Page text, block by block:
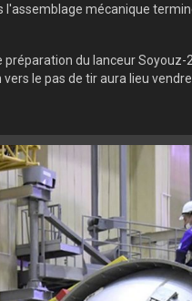
mécanique
préparation du lanceur
le pas de tir aura lieu